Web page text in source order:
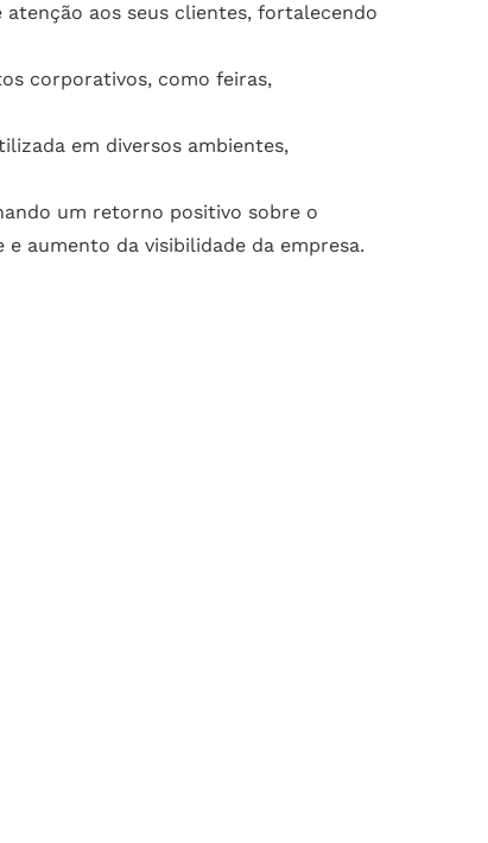
aos seus clientes, fortalecendo
corporativos, como feiras,
em diversos ambientes,
um retorno positivo sobre o
aumento da visibilidade da empresa.